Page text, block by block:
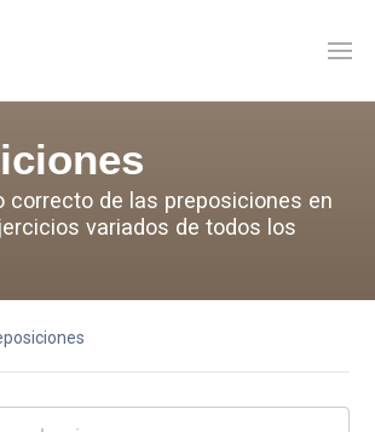
correcto de las preposiciones en
variados de todos los